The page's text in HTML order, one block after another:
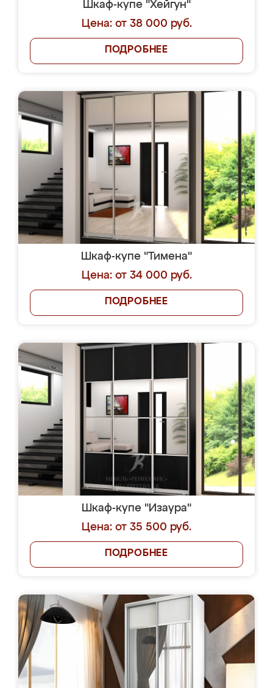
Шкаф-купе "Хейгун"
Цена: от 38 000 руб.
ПОДРОБНЕЕ
Шкаф-купе "Тимена"
Цена: от 34 000 руб.
ПОДРОБНЕЕ
Шкаф-купе "Изаура"
Цена: от 35 500 руб.
ПОДРОБНЕЕ